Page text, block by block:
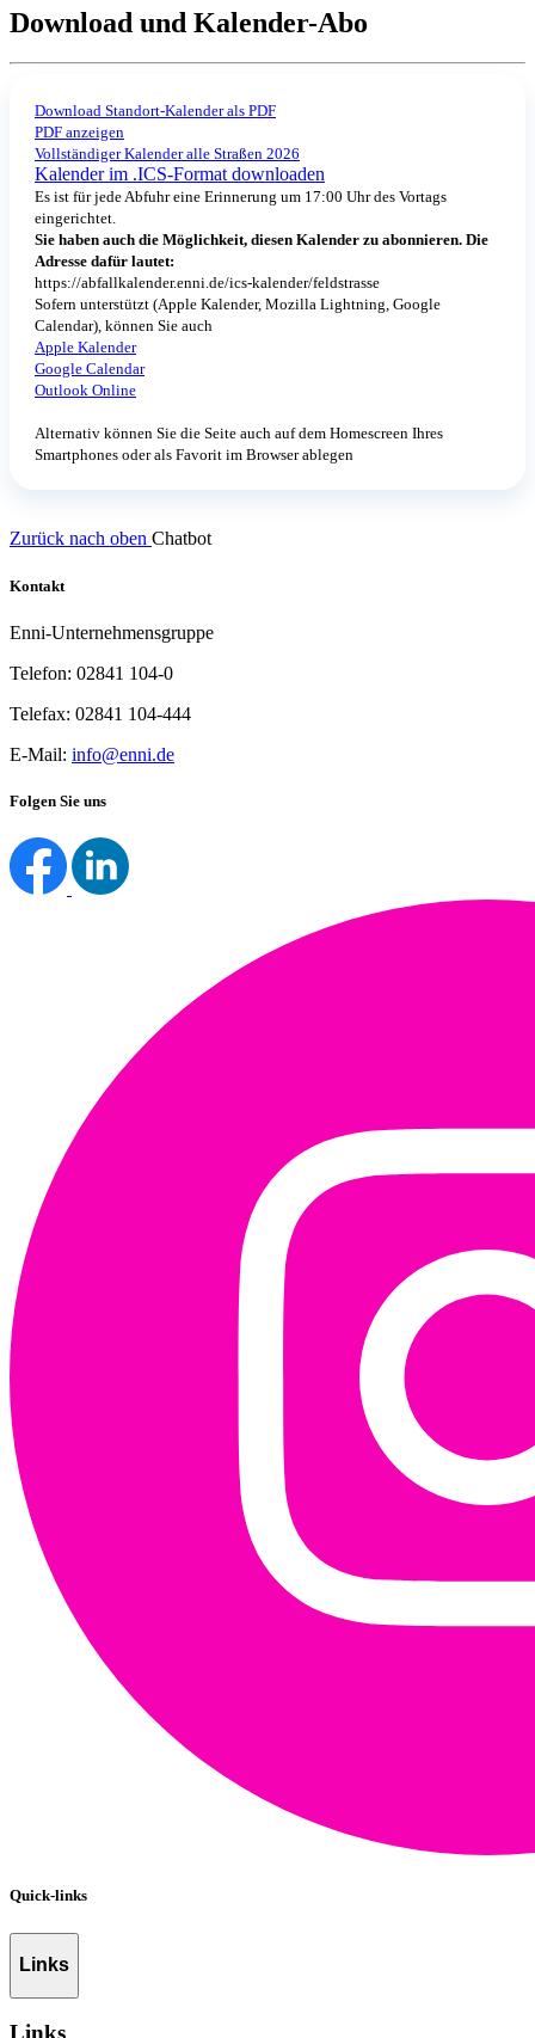
Download und Kalender-Abo
Download Standort-Kalender als PDF
PDF anzeigen
Vollständiger Kalender alle Straßen 2026
Kalender im .ICS-Format downloaden
Es ist für jede Abfuhr eine Erinnerung um 17:00 Uhr des Vortags
eingerichtet.
Sie haben auch die Möglichkeit, diesen Kalender zu abonnieren. Die
Adresse dafür lautet:
https://abfallkalender.enni.de/ics-kalender/feldstrasse
Sofern unterstützt (Apple Kalender, Mozilla Lightning, Google
Calendar), können Sie auch
Apple Kalender
Google Calendar
Outlook Online
Alternativ können Sie die Seite auch auf dem Homescreen Ihres
Smartphones oder als Favorit im Browser ablegen
Zurück nach oben Chatbot
Kontakt
Enni-Unternehmensgruppe
Telefon: 02841 104-0
Telefax: 02841 104-444
E-Mail: info@enni.de
Folgen Sie uns
Quick-links
Links